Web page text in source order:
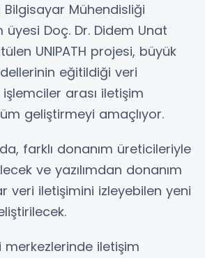
Bilgisayar Mühendisliği
Doç. Dr. Didem Unat
UNIPATH projesi, büyük
eğitildiği veri
arası iletişim
geliştirmeyi amaçlıyor.
farklı donanım üreticileriyle
ve yazılımdan donanım
veri iletişimini izleyebilen yeni
merkezlerinde iletişim